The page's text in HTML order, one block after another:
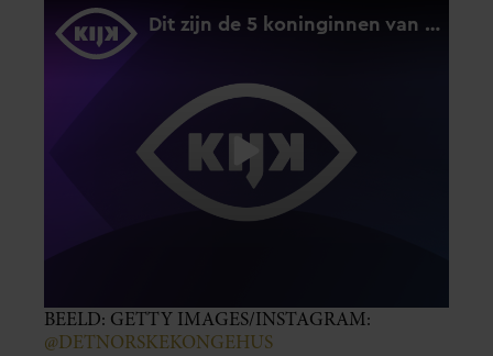
BEELD: GETTY IMAGES/INSTAGRAM:
@DETNORSKEKONGEHUS